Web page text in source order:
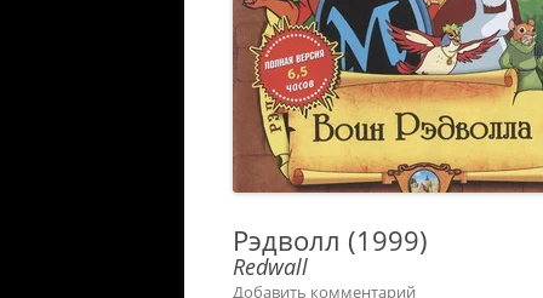
Рэдволл (1999)
Redwall
Добавить комментарий